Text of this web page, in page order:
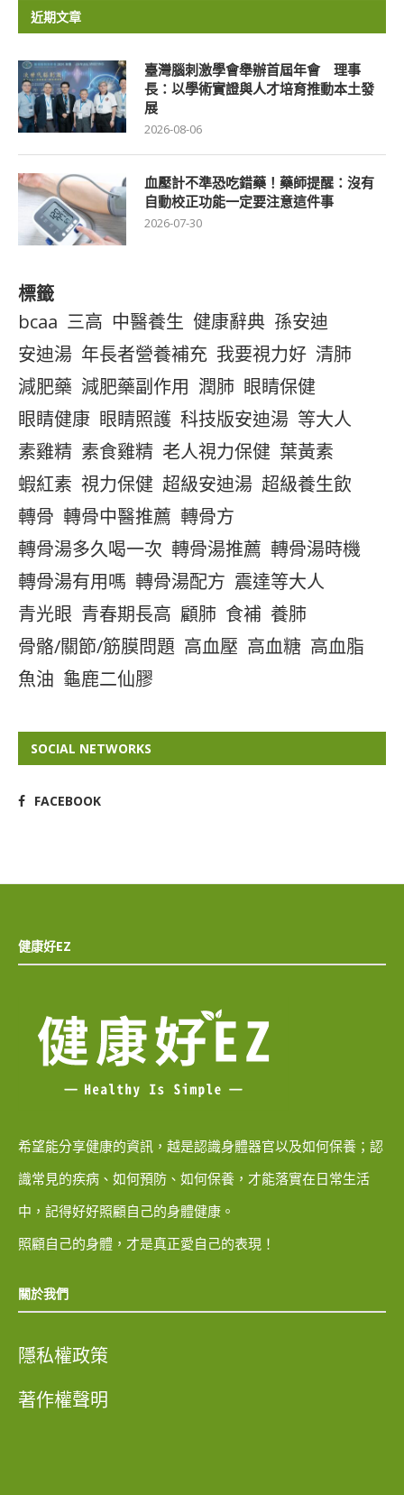
近期文章
臺灣腦刺激學會舉辦首屆年會 理事
長：以學術實證與人才培育推動本土發
展
2026-08-06
血壓計不準恐吃錯藥！藥師提醒：沒有
自動校正功能一定要注意這件事
2026-07-30
標籤
bcaa 三高 中醫養生 健康辭典 孫安迪
安迪湯 年長者營養補充 我要視力好 清肺
減肥藥 減肥藥副作用 潤肺 眼睛保健
眼睛健康 眼睛照護 科技版安迪湯 等大人
素雞精 素食雞精 老人視力保健 葉黃素
蝦紅素 視力保健 超級安迪湯 超級養生飲
轉骨 轉骨中醫推薦 轉骨方
轉骨湯多久喝一次 轉骨湯推薦 轉骨湯時機
轉骨湯有用嗎 轉骨湯配方 震達等大人
青光眼 青春期長高 顧肺 食補 養肺
骨骼/關節/筋膜問題 高血壓 高血糖 高血脂
魚油 龜鹿二仙膠
SOCIAL NETWORKS
FACEBOOK
健康好EZ
希望能分享健康的資訊，越是認識身體器官以及如何保養；認
識常見的疾病、如何預防、如何保養，才能落實在日常生活
中，記得好好照顧自己的身體健康。
照顧自己的身體，才是真正愛自己的表現！
關於我們
隱私權政策
著作權聲明